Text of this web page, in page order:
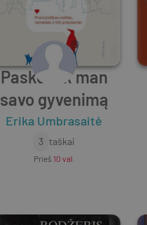
Paskolink man
savo gyvenimą
Erika Umbrasaitė
3 taškai
Prieš 10 val.